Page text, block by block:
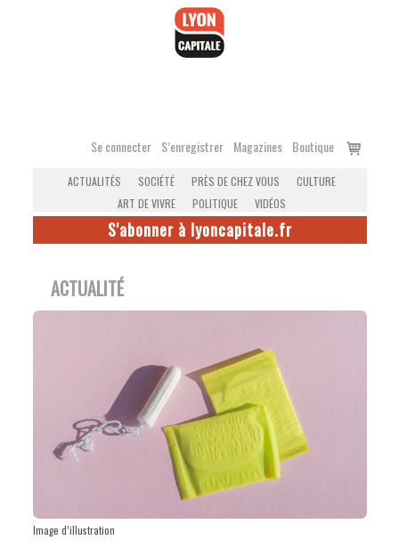
Se connecter S’enregistrer Magazines Boutique
Voir
ACTUALITÉS SOCIÉTÉ PRÈS DE CHEZ VOUS
CULTURE
ART DE VIVRE
POLITIQUE VIDÉOS
S'abonner à lyoncapitale.fr
ACTUALITÉ
Image d’illustration